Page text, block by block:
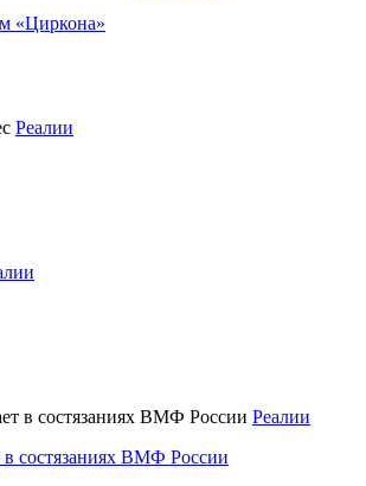
«Циркона»
Реалии
Реалии
состязаниях ВМФ России